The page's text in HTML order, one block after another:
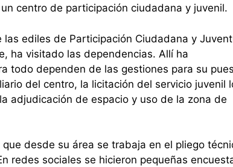
centro de participación ciudadana y juvenil.
ediles de Participación Ciudadana y
ha visitado las dependencias. Allí ha
todo dependen de las gestiones para su
del centro, la licitación del servicio juvenil
adjudicación de espacio y uso de la zona de
desde su área se trabaja en el pliego
redes sociales se hicieron pequeñas